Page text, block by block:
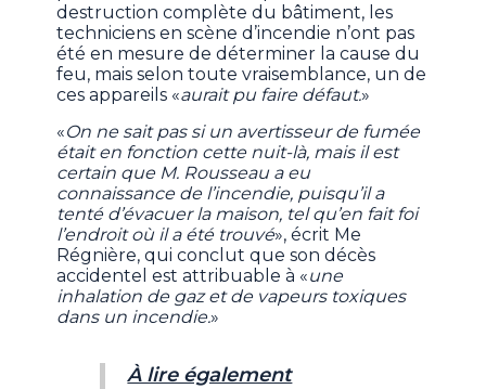
destruction complète du bâtiment, les
techniciens en scène d’incendie n’ont pas
été en mesure de déterminer la cause du
feu, mais selon toute vraisemblance, un de
ces appareils «aurait pu faire défaut.»
«On ne sait pas si un avertisseur de fumée
était en fonction cette nuit-là, mais il est
certain que M. Rousseau a eu
connaissance de l’incendie, puisqu’il a
tenté d’évacuer la maison, tel qu’en fait foi
l’endroit où il a été trouvé», écrit Me
Régnière, qui conclut que son décès
accidentel est attribuable à «une
inhalation de gaz et de vapeurs toxiques
dans un incendie.»
À lire également